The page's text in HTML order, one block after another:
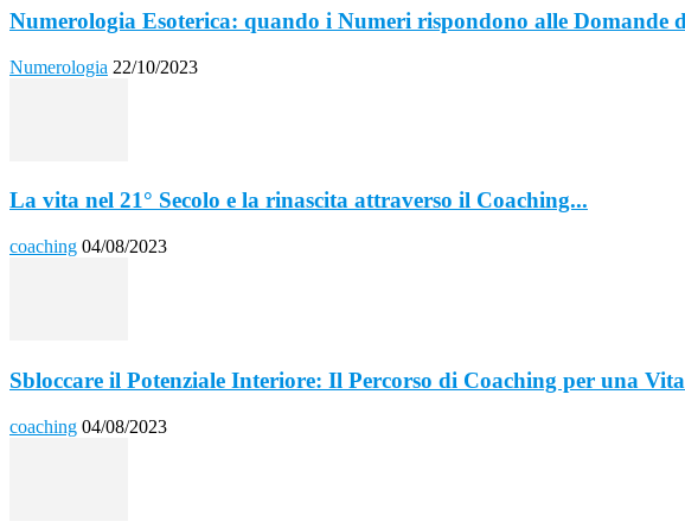
Numerologia Esoterica: quando i Numeri rispondono alle Domande
Numerologia 22/10/2023
La vita nel 21° Secolo e la rinascita attraverso il Coaching...
coaching 04/08/2023
Sbloccare il Potenziale Interiore: Il Percorso di Coaching per una
coaching 04/08/2023